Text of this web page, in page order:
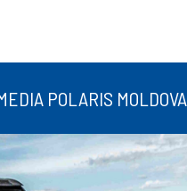
POLARIS MOLDOVA